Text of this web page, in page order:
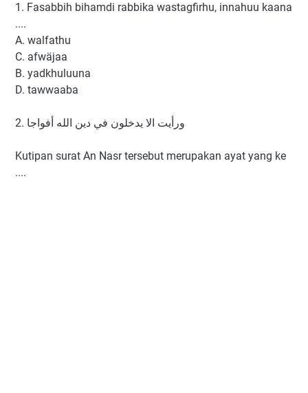
1. Fasabbih bihamdi rabbika wastagfirhu, innahuu kaana
....
A. walfathu
C. afwäjaa
B. yadkhuluuna
D. tawwaaba
ورأيت الا يدخلون في دين الله أفواجا .2
Kutipan surat An Nasr tersebut merupakan ayat yang ke
....